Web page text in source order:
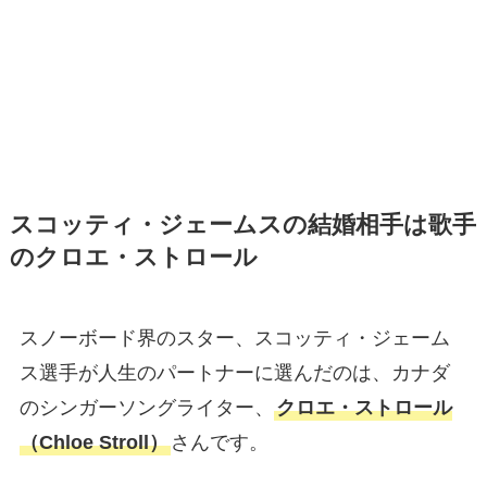
スコッティ・ジェームスの結婚相手は歌手
のクロエ・ストロール
スノーボード界のスター、スコッティ・ジェーム
ス選手が人生のパートナーに選んだのは、カナダ
のシンガーソングライター、 クロエ・ストロール
（Chloe Stroll）さんです。